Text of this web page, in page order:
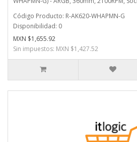
Código Producto: R-AK620-WHAPMN-G
Disponibilidad: 0
MXN $1,655.92
Sin impuestos: MXN $1,427.52